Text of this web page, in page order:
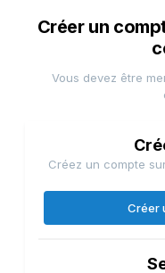
Créer un
Vous devez être
Créez un compte
Créer